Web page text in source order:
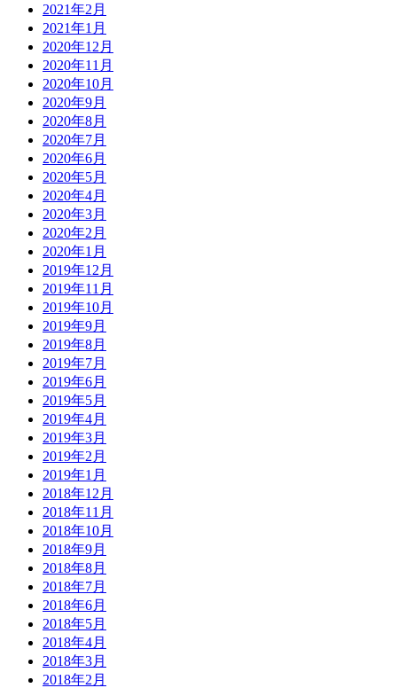
2021年2月
2021年1月
2020年12月
2020年11月
2020年10月
2020年9月
2020年8月
2020年7月
2020年6月
2020年5月
2020年4月
2020年3月
2020年2月
2020年1月
2019年12月
2019年11月
2019年10月
2019年9月
2019年8月
2019年7月
2019年6月
2019年5月
2019年4月
2019年3月
2019年2月
2019年1月
2018年12月
2018年11月
2018年10月
2018年9月
2018年8月
2018年7月
2018年6月
2018年5月
2018年4月
2018年3月
2018年2月